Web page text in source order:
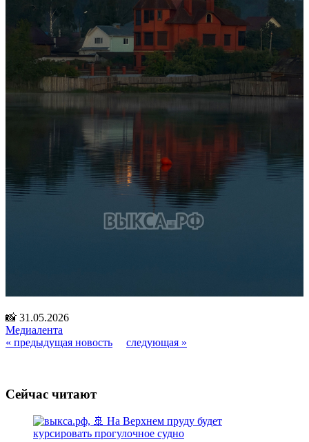
📸 31.05.2026
Медиалента
« предыдущая новость
следующая »
Сейчас читают